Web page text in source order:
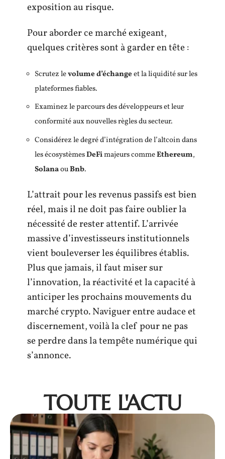
exposition au risque.
Pour aborder ce marché exigeant,
quelques critères sont à garder en tête :
Scrutez levolume d’échangeet la liquidité sur les
plateformes fiables.
Examinez le parcours des développeurs et leur
conformité aux nouvelles règles du secteur.
Considérez le degré d’intégration de l’altcoin dans
les écosystèmesDeFimajeurs commeEthereum,
SolanaouBnb.
L’attrait pour les revenus passifs est bien
réel, mais il ne doit pas faire oublier la
nécessité de rester attentif. L’arrivée
massive d’investisseurs institutionnels
vient bouleverser les équilibres établis.
Plus que jamais, il faut miser sur
l’innovation, la réactivité et la capacité à
anticiper les prochains mouvements du
marché crypto. Naviguer entre audace et
discernement, voilà la clef pour ne pas
se perdre dans la tempête numérique qui
s’annonce.
TOUTE L'ACTU